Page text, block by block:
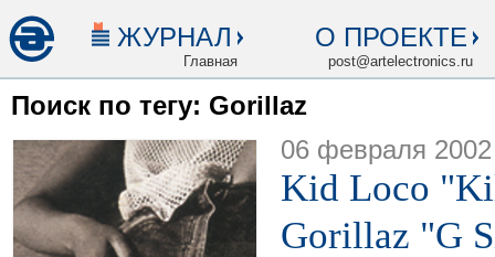
ЖУРНАЛ
Главная
О ПРОЕКТЕ
post@artelectronics.ru
Поиск по тегу: Gorillaz
06 февраля 2002
Kid Loco
Gorillaz "G